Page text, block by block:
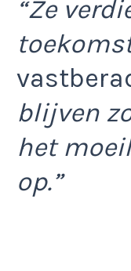
“Ze
blijven
het
op.”